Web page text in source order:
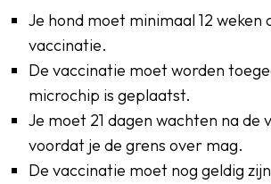
Je hond moet minimaal 12 weken
vaccinatie.
De vaccinatie moet worden
microchip is geplaatst.
Je moet 21 dagen wachten na de
voordat je de grens over mag.
De vaccinatie moet nog geldig